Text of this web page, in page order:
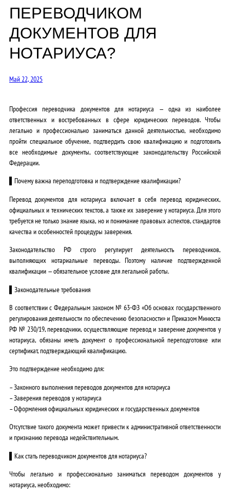
ПЕРЕВОДЧИКОМ
ДОКУМЕНТОВ ДЛЯ
НОТАРИУСА?
Май 22, 2025
Профессия переводчика документов для нотариуса — одна из наиболее
ответственных и востребованных в сфере юридических переводов. Чтобы
легально и профессионально заниматься данной деятельностью, необходимо
пройти специальное обучение, подтвердить свою квалификацию и подготовить
все необходимые документы, соответствующие законодательству Российской
Федерации.
▌Почему важна переподготовка и подтверждение квалификации?
Перевод документов для нотариуса включает в себя перевод юридических,
официальных и технических текстов, а также их заверение у нотариуса. Для этого
требуется не только знание языка, но и понимание правовых аспектов, стандартов
качества и особенностей процедуры заверения.
Законодательство РФ строго регулирует деятельность переводчиков,
выполняющих нотариальные переводы. Поэтому наличие подтвержденной
квалификации — обязательное условие для легальной работы.
▌Законодательные требования
В соответствии сФедеральным законом № 63-ФЗ «Об основах государственного
регулирования деятельности по обеспечению безопасности»и Приказом Минюста
РФ № 230/19, переводчики, осуществляющие перевод и заверение документов у
нотариуса, обязаны иметьдокумент о профессиональной переподготовке или
сертификат, подтверждающий квалификацию.
Это подтверждение необходимо для:
– Законного выполнения переводов документов для нотариуса
– Заверения переводов у нотариуса
– Оформления официальных юридических и государственных документов
Отсутствие такого документа может привести к административной ответственности
и признанию перевода недействительным.
▌Как стать переводчиком документов для нотариуса?
Чтобы легально и профессионально заниматься переводом документов у
нотариуса, необходимо: